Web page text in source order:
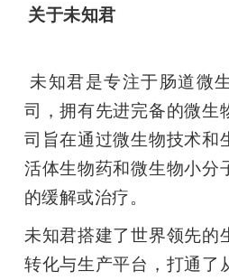
关于未知君
未知君是专注于肠道微
司，拥有先进完备的微生
司旨在通过微生物技术和
活体生物药和微生物小分
的缓解或治疗。
未知君搭建了世界领先的
转化与生产平台，打通了